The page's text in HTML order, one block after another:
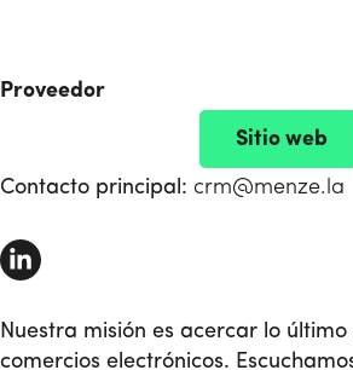
Proveedor
Sitio web
Contacto principal: crm@menze.la
Nuestra misión es acercar lo
comercios electrónicos.